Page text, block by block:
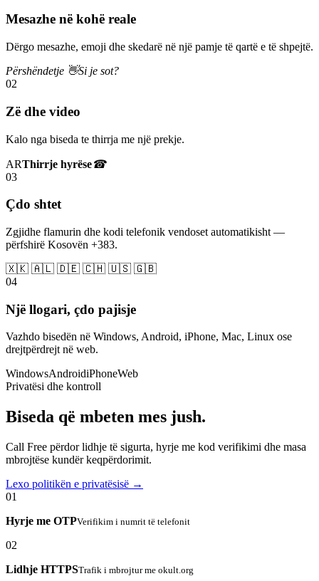
Mesazhe në kohë reale
Dërgo mesazhe, emoji dhe skedarë në një pamje të qartë e të shpejtë.
Përshëndetje 👋Si je sot?
02
Zë dhe video
Kalo nga biseda te thirrja me një prekje.
ARThirrje hyrëse☎
03
Çdo shtet
Zgjidhe flamurin dhe kodi telefonik vendoset automatikisht —
përfshirë Kosovën +383.
🇽🇰 🇦🇱 🇩🇪 🇨🇭 🇺🇸 🇬🇧
04
Një llogari, çdo pajisje
Vazhdo bisedën në Windows, Android, iPhone, Mac, Linux ose
drejtpërdrejt në web.
WindowsAndroidiPhoneWeb
Privatësi dhe kontroll
Biseda që mbeten mes jush.
Call Free përdor lidhje të sigurta, hyrje me kod verifikimi dhe masa
mbrojtëse kundër keqpërdorimit.
Lexo politikën e privatësisë →
01
Hyrje me OTPVerifikim i numrit të telefonit
02
Lidhje HTTPSTrafik i mbrojtur me okult.org